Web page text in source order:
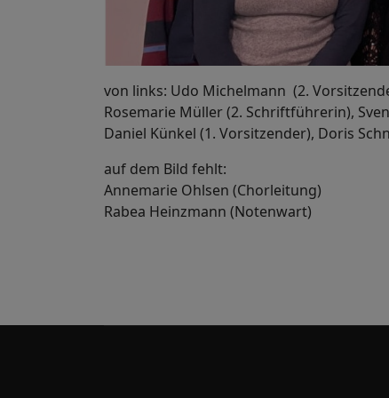
von links: Udo Michelmann (2.
Rosemarie Müller (2. Schriftführerin),
Daniel Künkel (1. Vorsitzender), Doris
auf dem Bild fehlt:
Annemarie Ohlsen (Chorleitung)
Rabea Heinzmann (Notenwart)